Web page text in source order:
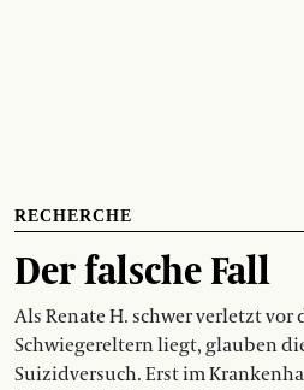
RECHERCHE
Der falsche Fall
Als Renate H. schwer verletzt vor
Schwiegereltern liegt, glauben
Suizidversuch. Erst im